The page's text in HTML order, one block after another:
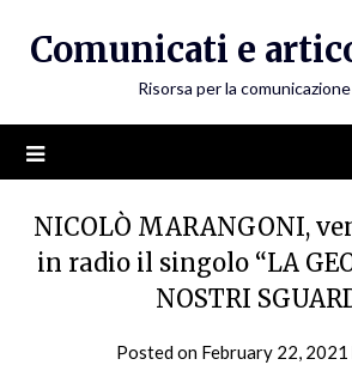
Comunicati e
Risorsa per la
NICOLÒ MARANGONI,
in radio il singolo “LA
NOSTRI
Posted on February 22, 2021